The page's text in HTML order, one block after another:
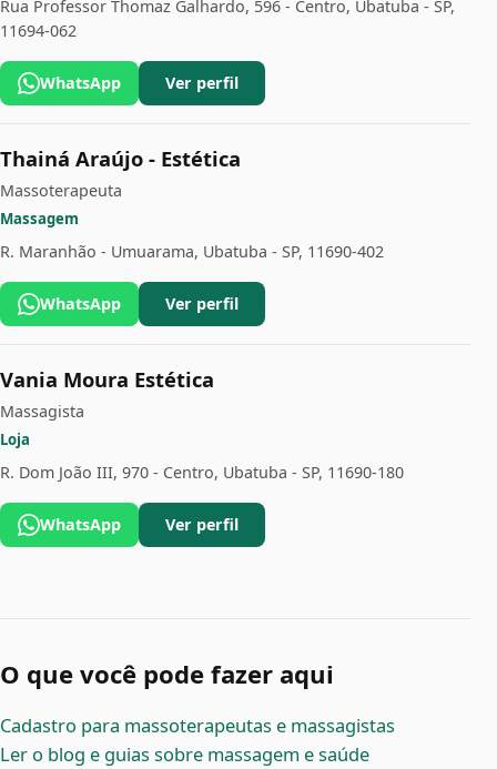
Rua Professor Thomaz Galhardo, 596 - Centro, Ubatuba - SP,
11694-062
WhatsApp Ver perfil
Thainá Araújo - Estética
Massoterapeuta
Massagem
R. Maranhão - Umuarama, Ubatuba - SP, 11690-402
WhatsApp Ver perfil
Vania Moura Estética
Massagista
Loja
R. Dom João III, 970 - Centro, Ubatuba - SP, 11690-180
WhatsApp Ver perfil
O que você pode fazer aqui
Cadastro para massoterapeutas e massagistas
Ler o blog e guias sobre massagem e saúde